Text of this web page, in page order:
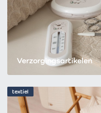
Verzorgingsartikelen
textiel